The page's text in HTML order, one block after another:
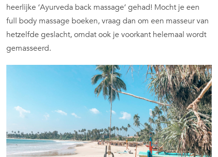
heerlijke ‘Ayurveda back massage’ gehad! Mocht je een
full body massage boeken, vraag dan om een masseur van
hetzelfde geslacht, omdat ook je voorkant helemaal wordt
gemasseerd.